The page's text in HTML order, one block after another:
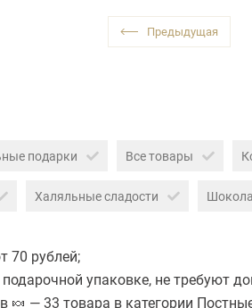
подарки Все товары
Халяльные сладости
70 рублей;
упаковке, не требуют
— 33 товара в категории